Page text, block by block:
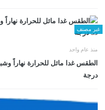
غير مصنف
منذ عام واحد
درجة